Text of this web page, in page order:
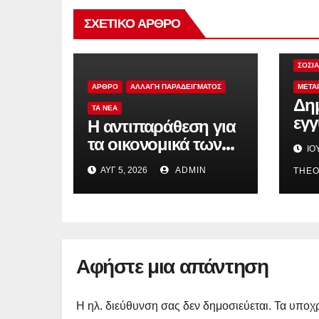
ΣΧΕΤΙΚΌ ΆΡΘΡΟ
ΑΡΘΡΟ ΑΛΛΑΓΗ ΠΑΡΑΔΕΙΓΜΑΤΟΣ
TA NEA
Η αντιπαράθεση για
τα οικονομικά των
κομμάτων δεν αρκεί
ΑΥΓ 5, 2026 ADMIN
Αφήστε μια απάντηση
Η ηλ. διεύθυνση σας δεν δημοσιεύεται. Τα